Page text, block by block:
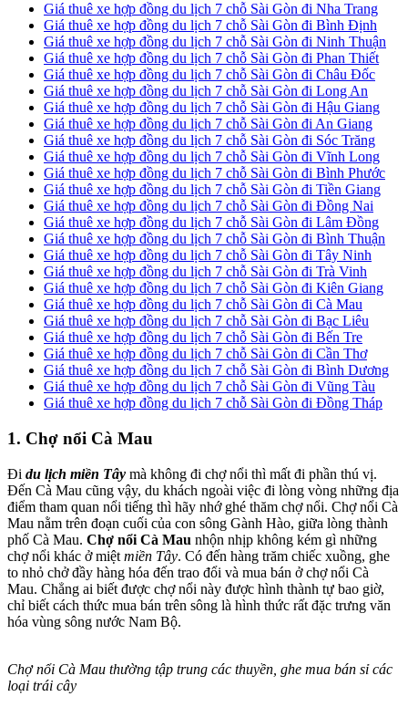
Giá thuê xe hợp đồng du lịch 7 chỗ Sài Gòn đi Nha Trang
Giá thuê xe hợp đồng du lịch 7 chỗ Sài Gòn đi Bình Định
Giá thuê xe hợp đồng du lịch 7 chỗ Sài Gòn đi Ninh Thuận
Giá thuê xe hợp đồng du lịch 7 chỗ Sài Gòn đi Phan Thiết
Giá thuê xe hợp đồng du lịch 7 chỗ Sài Gòn đi Châu Đốc
Giá thuê xe hợp đồng du lịch 7 chỗ Sài Gòn đi Long An
Giá thuê xe hợp đồng du lịch 7 chỗ Sài Gòn đi Hậu Giang
Giá thuê xe hợp đồng du lịch 7 chỗ Sài Gòn đi An Giang
Giá thuê xe hợp đồng du lịch 7 chỗ Sài Gòn đi Sóc Trăng
Giá thuê xe hợp đồng du lịch 7 chỗ Sài Gòn đi Vĩnh Long
Giá thuê xe hợp đồng du lịch 7 chỗ Sài Gòn đi Bình Phước
Giá thuê xe hợp đồng du lịch 7 chỗ Sài Gòn đi Tiền Giang
Giá thuê xe hợp đồng du lịch 7 chỗ Sài Gòn đi Đồng Nai
Giá thuê xe hợp đồng du lịch 7 chỗ Sài Gòn đi Lâm Đồng
Giá thuê xe hợp đồng du lịch 7 chỗ Sài Gòn đi Bình Thuận
Giá thuê xe hợp đồng du lịch 7 chỗ Sài Gòn đi Tây Ninh
Giá thuê xe hợp đồng du lịch 7 chỗ Sài Gòn đi Trà Vinh
Giá thuê xe hợp đồng du lịch 7 chỗ Sài Gòn đi Kiên Giang
Giá thuê xe hợp đồng du lịch 7 chỗ Sài Gòn đi Cà Mau
Giá thuê xe hợp đồng du lịch 7 chỗ Sài Gòn đi Bạc Liêu
Giá thuê xe hợp đồng du lịch 7 chỗ Sài Gòn đi Bến Tre
Giá thuê xe hợp đồng du lịch 7 chỗ Sài Gòn đi Cần Thơ
Giá thuê xe hợp đồng du lịch 7 chỗ Sài Gòn đi Bình Dương
Giá thuê xe hợp đồng du lịch 7 chỗ Sài Gòn đi Vũng Tàu
Giá thuê xe hợp đồng du lịch 7 chỗ Sài Gòn đi Đồng Tháp
1. Chợ nổi Cà Mau
Đi du lịch miền Tây mà không đi chợ nổi thì mất đi phần thú vị.
Đến Cà Mau cũng vậy, du khách ngoài việc đi lòng vòng những địa
điểm tham quan nổi tiếng thì hãy nhớ ghé thăm chợ nổi. Chợ nổi Cà
Mau nằm trên đoạn cuối của con sông Gành Hào, giữa lòng thành
phố Cà Mau. Chợ nổi Cà Mau nhộn nhịp không kém gì những
chợ nổi khác ở miệt miền Tây. Có đến hàng trăm chiếc xuồng, ghe
to nhỏ chở đầy hàng hóa đến trao đổi và mua bán ở chợ nổi Cà
Mau. Chẳng ai biết được chợ nổi này được hình thành tự bao giờ,
chỉ biết cách thức mua bán trên sông là hình thức rất đặc trưng văn
hóa vùng sông nước Nam Bộ.
Chợ nổi Cà Mau thường tập trung các thuyền, ghe mua bán sỉ các
loại trái cây